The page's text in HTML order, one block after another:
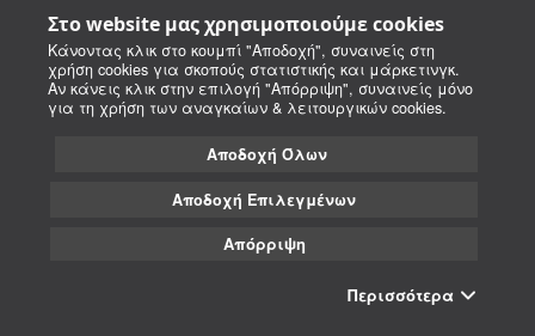
Στο website μας χρησιμοποιούμε cookies
Κάνοντας κλικ στο κουμπί "Αποδοχή", συναινείς στη
χρήση cookies για σκοπούς στατιστικής και μάρκετινγκ.
Αν κάνεις κλικ στην επιλογή "Απόρριψη", συναινείς μόνο
για τη χρήση των αναγκαίων & λειτουργικών cookies.
Αποδοχή Όλων
Αποδοχή Επιλεγμένων
Απόρριψη
Περισσότερα